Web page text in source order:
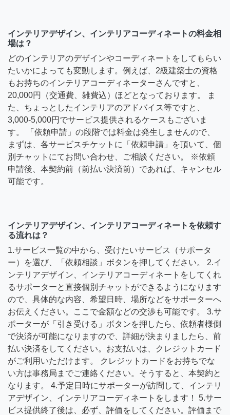
インテリアデザイン、インテリアコーディネートの料金相
場は？
どのインテリアのデザインやコーディネートをしてもらい
たいかによっても変動します。例えば、2級建築士の資格
もお持ちのインテリアコーディネーターさんですと、
20,000円（交通費、雑費込）ほどとなっております。 ま
た、ちょっとしたインテリアのアドバイス等ですと、
3,000-5,000円でサービス提供されるケースもございま
す。 「依頼申請」の段階では料金は発生しませんので、
まずは、各サービスチケットに「依頼申請」を頂いて、個
別チャットにてお問い合わせ、ご相談ください。 ※依頼
申請後、本契約前（前払い決済前）であれば、キャンセル
可能です。
インテリアデザイン、インテリアコーディネートを依頼す
る流れは？
1.サービス一覧の中から、受けたいサービス（サポータ
ー）を選び、「依頼相談」ボタンを押してください。 2.イ
ンテリアデザイン、インテリアコーディネートをしてくれ
るサポーターと直接個別チャットができるようになります
ので、具体的な内容、希望日時、場所などをサポーターへ
お伝えください。ここで金額などの交渉も可能です。 3.サ
ポーターが「引き受ける」ボタンを押したら、依頼者様側
で決済が可能になりますので、詳細が決まりましたら、前
払い決済をしてください。お支払いは、クレジットカード
がご利用いただけます。 クレジットカードをお持ちでな
い方は事務局までご連絡ください。そうすると、本契約と
なります。 4.予定日時にサポーターが訪問して、インテリ
アデザイン、インテリアコーディネートをします！ 5.サー
ビス提供終了後は、必ず、評価をしてください。評価まで